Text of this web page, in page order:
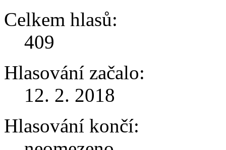
Celkem hlasů:
409
Hlasování začalo:
12. 2. 2018
Hlasování končí: